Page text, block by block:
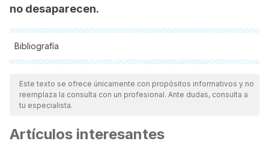
no desaparecen.
Bibliografía
Todas las fuentes citadas fueron revisadas a profundidad por
nuestro equipo, para asegurar su calidad, confiabilidad,
vigencia y validez.La bibliografía de este artículo fue
científica.
Este texto se ofrece únicamente con propósitos informativos y no
reemplaza la consulta con un profesional. Ante dudas, consulta a
tu especialista.
Artículos interesantes